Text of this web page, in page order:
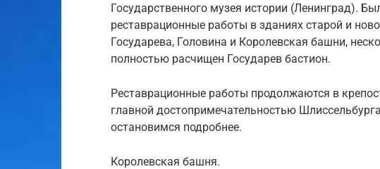
Государственного музея истории (Ленинград).
реставрационные работы в зданиях старой и
Государева, Головина и Королевская башни,
полностью расчищен Государев бастион.
Реставрационные работы продолжаются в
главной достопримечательностью
остановимся подробнее.
Королевская башня.